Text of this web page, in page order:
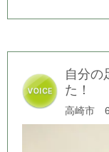
自分の
た！
高崎市